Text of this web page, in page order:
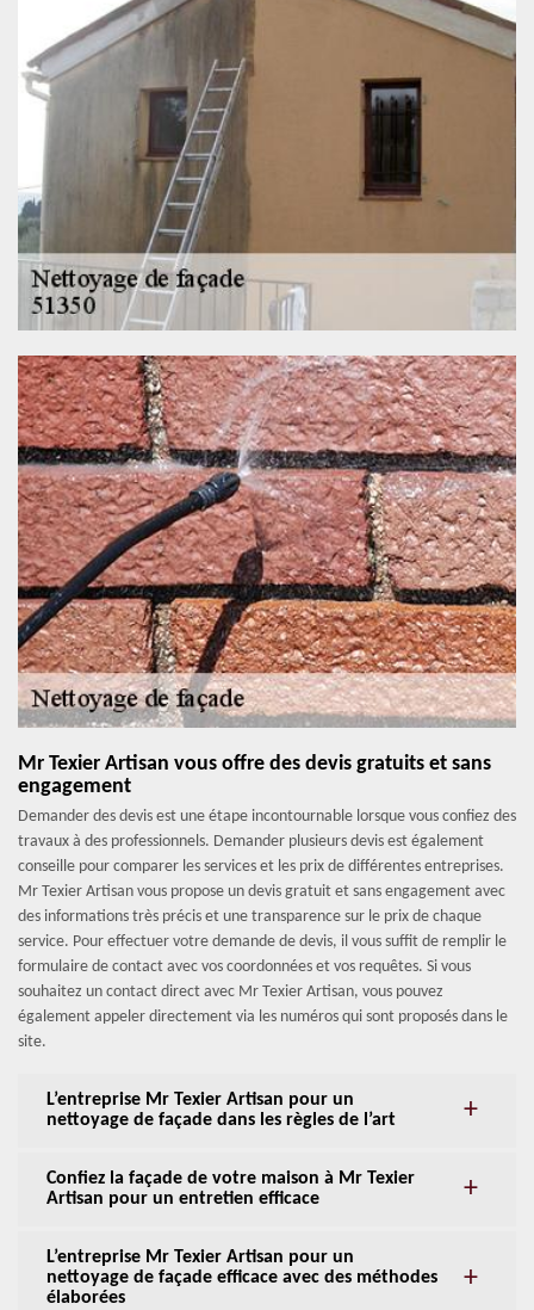
Mr Texier Artisan vous offre des devis gratuits et sans
engagement
Demander des devis est une étape incontournable lorsque vous confiez des
travaux à des professionnels. Demander plusieurs devis est également
conseille pour comparer les services et les prix de différentes entreprises.
Mr Texier Artisan vous propose un devis gratuit et sans engagement avec
des informations très précis et une transparence sur le prix de chaque
service. Pour effectuer votre demande de devis, il vous suffit de remplir le
formulaire de contact avec vos coordonnées et vos requêtes. Si vous
souhaitez un contact direct avec Mr Texier Artisan, vous pouvez
également appeler directement via les numéros qui sont proposés dans le
site.
L’entreprise Mr Texier Artisan pour un
nettoyage de façade dans les règles de l’art
Confiez la façade de votre maison à Mr Texier
Artisan pour un entretien efficace
L’entreprise Mr Texier Artisan pour un
nettoyage de façade efficace avec des méthodes
élaborées